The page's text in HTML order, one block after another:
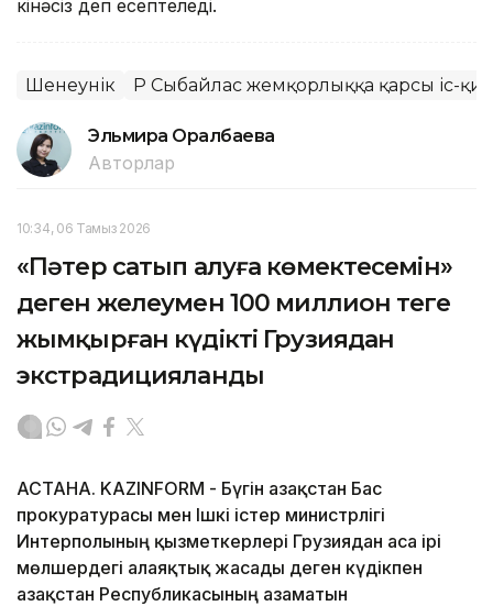
кінәсіз деп есептеледі.
Шенеунік ҚР Сыбайлас жемқорлыққа қарсы іс-
Эльмира Оралбаева
Авторлар
10:34, 06 Тамыз 2026
«Пәтер сатып алуға көмектесемін»
деген желеумен 100 миллион теңге
жымқырған күдікті Грузиядан
экстрадицияланды
АСТАНА. KAZINFORM - Бүгін Қазақстан Бас
прокуратурасы мен Ішкі істер министрлігі
Интерполының қызметкерлері Грузиядан аса ірі
мөлшердегі алаяқтық жасады деген күдікпен
Қазақстан Республикасының азаматын